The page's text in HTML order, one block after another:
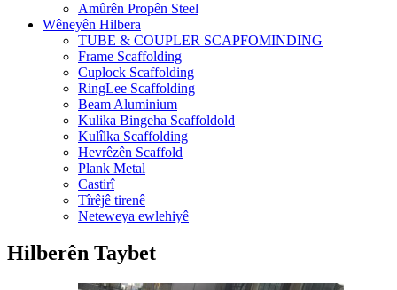
Amûrên Propên Steel
Wêneyên Hilbera
TUBE & COUPLER SCAPFOMINDING
Frame Scaffolding
Cuplock Scaffolding
RingLee Scaffolding
Beam Aluminium
Kulika Bingeha Scaffoldold
Kulîlka Scaffolding
Hevrêzên Scaffold
Plank Metal
Castirî
Tîrêjê tirenê
Neteweya ewlehiyê
Hilberên Taybet